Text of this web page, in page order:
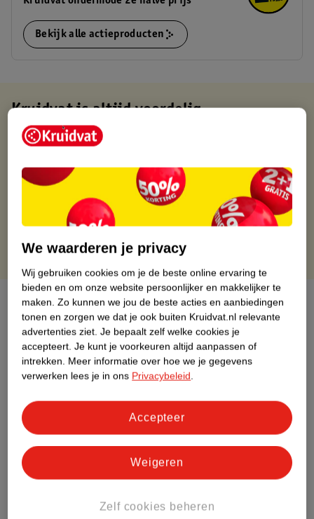
Bekijk alle actieproducten
Kruidvat is altijd voordelig
Gratis ophalen in de winkel
Gratis thuisbezorgd vanaf 50.00
Gratis retourneren binnen 30 dagen
Gratis punten met je Kruidvat kaart
Over dit product
Productinformatie
Etiketinformatie
Nature Impact Score
Rood (-) = hoge impact op het milieu.
Groen (+) = lage impact op het milieu.
Gebaseerd op wereldwijde
We waarderen je privacy
Wij gebruiken cookies om je de beste online ervaring te
bieden en om onze website persoonlijker en makkelijker te
maken. Zo kunnen we jou de beste acties en aanbiedingen
tonen en zorgen we dat je ook buiten Kruidvat.nl relevante
advertenties ziet. Je bepaalt zelf welke cookies je
accepteert. Je kunt je voorkeuren altijd aanpassen of
intrekken. Meer informatie over hoe we je gegevens
verwerken lees je in ons Privacybeleid.
Zelf cookies beheren
Weigeren
Accepteer